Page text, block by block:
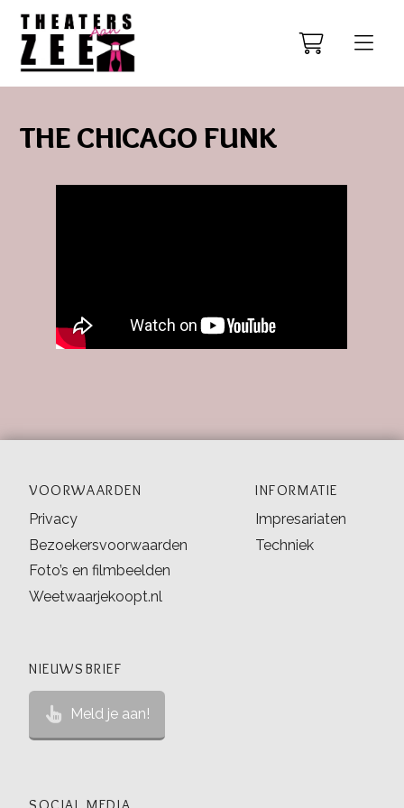
THE CHICAGO FUNK
VOORWAARDEN
Privacy
Bezoekersvoorwaarden
Foto’s en filmbeelden
Weetwaarjekoopt.nl
INFORMATIE
Impresariaten
Techniek
NIEUWSBRIEF
Meld je aan!